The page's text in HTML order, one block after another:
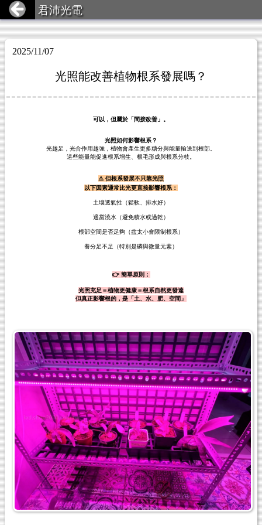
君沛光電
2025/11/07
光照能改善植物根系發展嗎？
可以，但屬於「間接改善」。
光照如何影響根系？
光越足，光合作用越強，植物會產生更多糖分與能量輸送到根部。
這些能量能促進根系增生、根毛形成與根系分枝。
⚠️ 但根系發展不只靠光照
以下因素通常比光更直接影響根系：
土壤透氣性（鬆軟、排水好）
適當澆水（避免積水或過乾）
根部空間是否足夠（盆太小會限制根系）
養分足不足（特別是磷與微量元素）
👉 簡單原則：
光照充足＝植物更健康＝根系自然更發達
但真正影響根的，是「土、水、肥、空間」